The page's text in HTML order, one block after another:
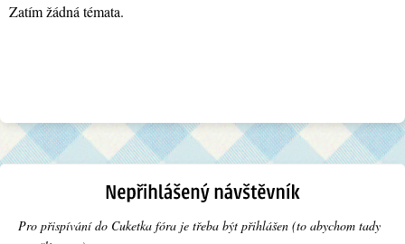
Zatím žádná témata.
Pro přispívání do Cuketka fóra je třeba být přihlášen (to abychom tady